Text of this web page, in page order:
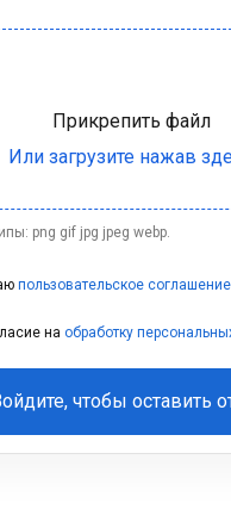
png gif jpg jpeg webp.
пользовательское соглашение
на обработку
чтобы оставить